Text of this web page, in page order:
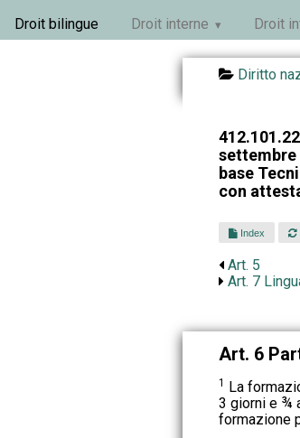
Droit bilingue Droit interne Droit
Diritto
settembre
base
con
Index
Art. 5
Art. 7
Art. 6
1 La
3 giorni e ¾
formazione